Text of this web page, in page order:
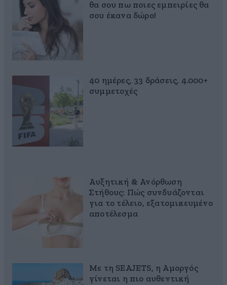
θα σου πω ποιες εμπειρίες θα
σου έκανα δώρο!
40 ημέρες, 33 δράσεις, 4.000+
συμμετοχές
Αυξητική & Ανόρθωση
Στήθους: Πώς συνδυάζονται
για το τέλειο, εξατομικευμένο
αποτέλεσμα
Με τη SEAJETS, η Αμοργός
γίνεται η πιο αυθεντική